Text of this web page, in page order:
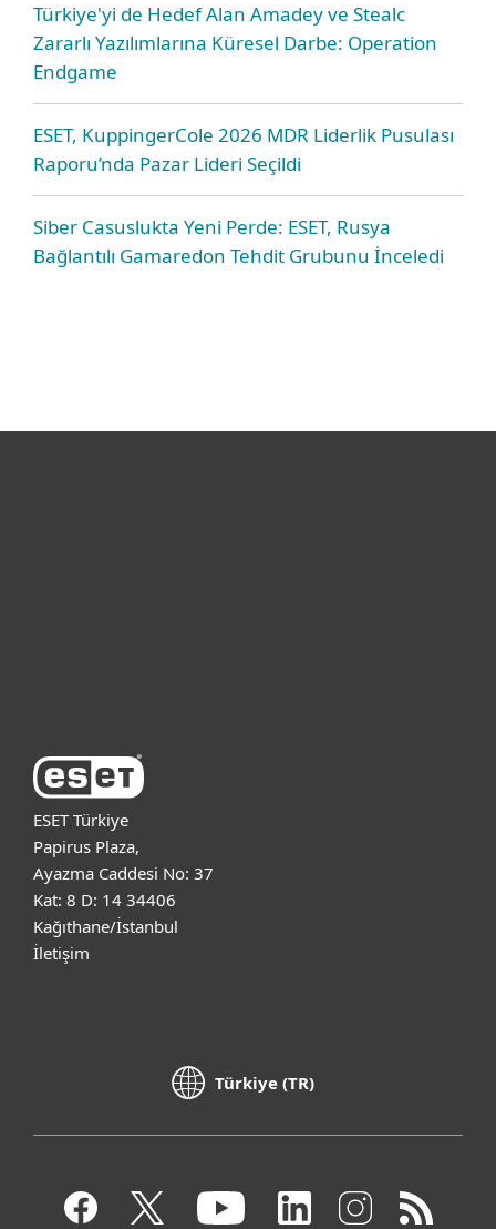
Türkiye'yi de Hedef Alan Amadey ve Stealc
Zararlı Yazılımlarına Küresel Darbe: Operation
Endgame
ESET, KuppingerCole 2026 MDR Liderlik Pusulası
Raporu’nda Pazar Lideri Seçildi
Siber Casuslukta Yeni Perde: ESET, Rusya
Bağlantılı Gamaredon Tehdit Grubunu İnceledi
ESET Türkiye
Papirus Plaza,
Ayazma Caddesi No: 37
Kat: 8 D: 14 34406
Kağıthane/İstanbul
İletişim
Türkiye (TR)